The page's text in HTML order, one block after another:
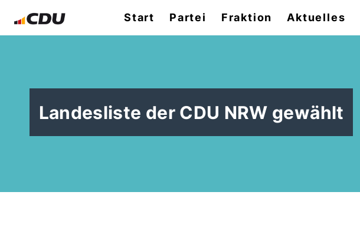
Start Partei Fraktion Aktuelles
Landesliste der CDU NRW gewählt